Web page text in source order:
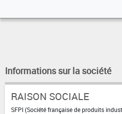
Informations sur la société
RAISON SOCIALE
SFPI (Société française de produits